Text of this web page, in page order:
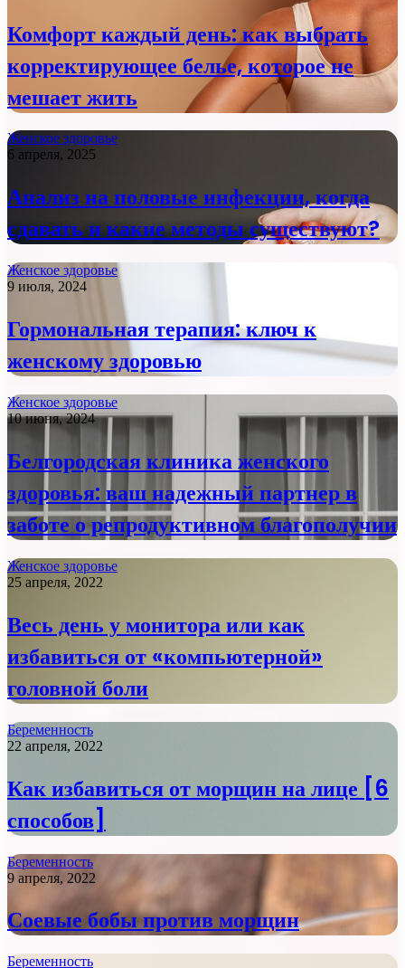
Комфорт каждый день: как выбрать
корректирующее белье, которое не
мешает жить
Женское здоровье
6 апреля, 2025
Анализ на половые инфекции, когда
сдавать и какие методы существуют?
Женское здоровье
9 июля, 2024
Гормональная терапия: ключ к
женскому здоровью
Женское здоровье
10 июня, 2024
Белгородская клиника женского
здоровья: ваш надежный партнер в
заботе о репродуктивном благополучии
Женское здоровье
25 апреля, 2022
Весь день у монитора или как
избавиться от «компьютерной»
головной боли
Беременность
22 апреля, 2022
Как избавиться от морщин на лице [6
способов]
Беременность
9 апреля, 2022
Соевые бобы против морщин
Беременность